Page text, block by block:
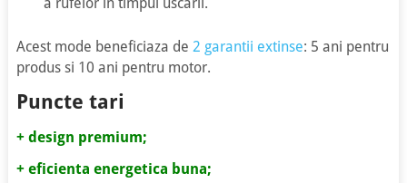
Acest mode beneficiaza de 2 garantii extinse: 5 ani pentru
produs si 10 ani pentru motor.
Puncte tari
+ design premium;
+ eficienta energetica buna;